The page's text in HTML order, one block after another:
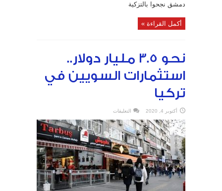
دمشق نجحوا بالتزكية
أكمل القراءة »
نحو 3.5 مليار دولار..
استثمارات السويين في
تركيا
أكتوبر 4, 2020 التعليقات
3.5
مليار
دولار..
استثمارات
السويين
في
تركيا
مغلقة